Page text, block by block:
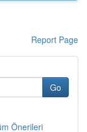
Report Page
Go
Önerileri